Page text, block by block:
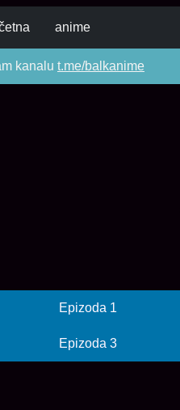
anime
kanalu t.me/balkanime
Epizoda 1
Epizoda 3